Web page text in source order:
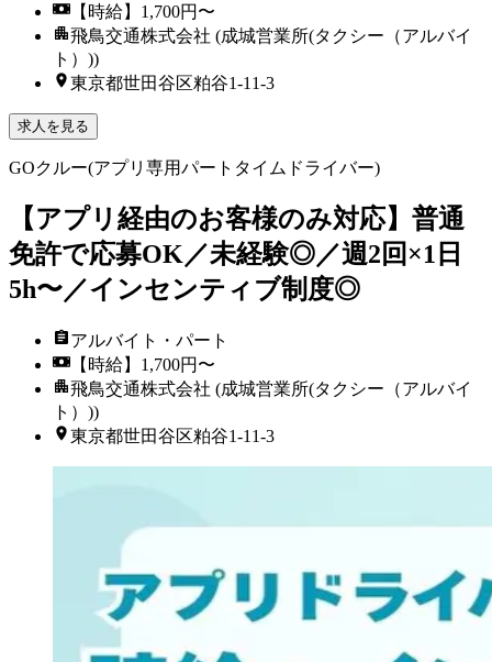
【時給】1,700円〜
飛鳥交通株式会社 (成城営業所(タクシー（アルバイ
ト）))
東京都世田谷区粕谷1-11-3
求人を見る
GOクルー(アプリ専用パートタイムドライバー)
【アプリ経由のお客様のみ対応】普通
免許で応募OK／未経験◎／週2回×1日
5h〜／インセンティブ制度◎
アルバイト・パート
【時給】1,700円〜
飛鳥交通株式会社 (成城営業所(タクシー（アルバイ
ト）))
東京都世田谷区粕谷1-11-3